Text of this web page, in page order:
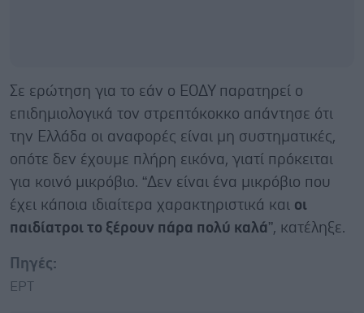
Σε ερώτηση για το εάν ο ΕΟΔΥ παρατηρεί ο
επιδημιολογικά τον στρεπτόκοκκο απάντησε ότι
την Ελλάδα οι αναφορές είναι μη συστηματικές,
οπότε δεν έχουμε πλήρη εικόνα, γιατί πρόκειται
για κοινό μικρόβιο. “Δεν είναι ένα μικρόβιο που
έχει κάποια ιδιαίτερα χαρακτηριστικά και οι
παιδίατροι το ξέρουν πάρα πολύ καλά”, κατέληξε.
Πηγές:
ΕΡΤ